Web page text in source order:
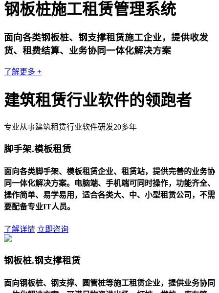
钢板桩施工租赁管理系统
面向各类钢板桩、钢支撑租赁施工企业，提供收发
货、租费结算、业务协同一体化解决方案
了解更多 +
建筑租赁行业软件的领跑者
专业从事建筑租赁行业软件研发20多年
脚手架.模板租赁
面向各类脚手架、模板租赁企业、租赁站，提供完善的业务协
同一体化解决方案。电脑端、手机端可同时操作，功能齐全、
操作简单、易学易用，适合各类大、中、小型租赁公司，不需
要配备专业IT人员。
了解详情 立即咨询
钢板桩.钢支撑租赁
面向钢板桩、钢支撑、圆管桩等施工租赁企业，提供业务协同